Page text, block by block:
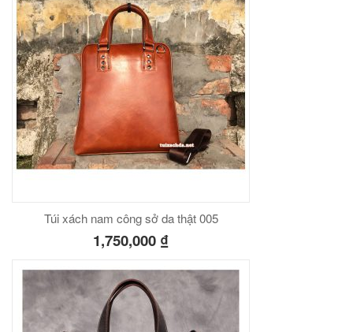
Túi xách nam công sở da thật 005
1,750,000 ₫